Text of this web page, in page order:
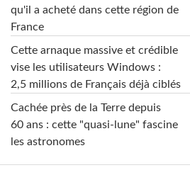
qu'il a acheté dans cette région de
France
Cette arnaque massive et crédible
vise les utilisateurs Windows :
2,5 millions de Français déjà ciblés
Cachée près de la Terre depuis
60 ans : cette "quasi-lune" fascine
les astronomes